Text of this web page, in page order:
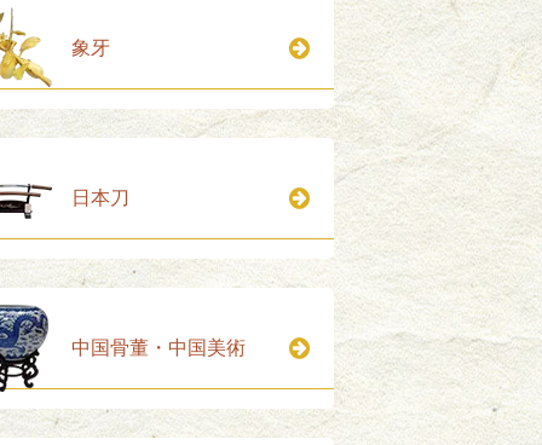
象牙
日本刀
中国骨董・中国美術